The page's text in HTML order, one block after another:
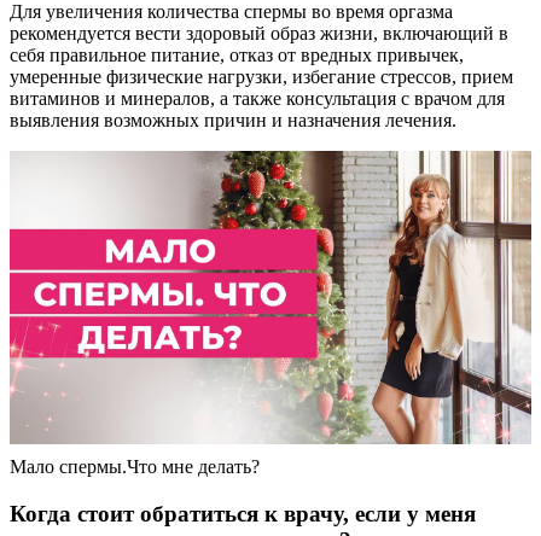
Для увеличения количества спермы во время оргазма
рекомендуется вести здоровый образ жизни, включающий в
себя правильное питание, отказ от вредных привычек,
умеренные физические нагрузки, избегание стрессов, прием
витаминов и минералов, а также консультация с врачом для
выявления возможных причин и назначения лечения.
Мало спермы.Что мне делать?
Когда стоит обратиться к врачу, если у меня